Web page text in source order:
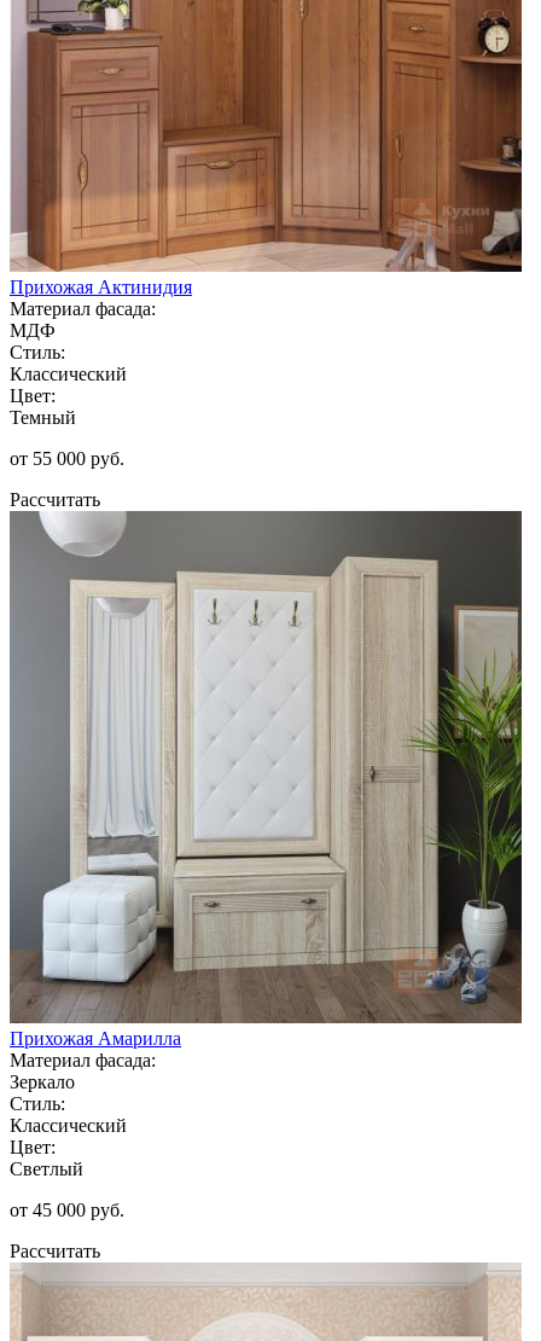
Прихожая Актинидия
Материал фасада:
МДФ
Стиль:
Классический
Цвет:
Темный
от 55 000 руб.
Рассчитать
Прихожая Амарилла
Материал фасада:
Зеркало
Стиль:
Классический
Цвет:
Светлый
от 45 000 руб.
Рассчитать